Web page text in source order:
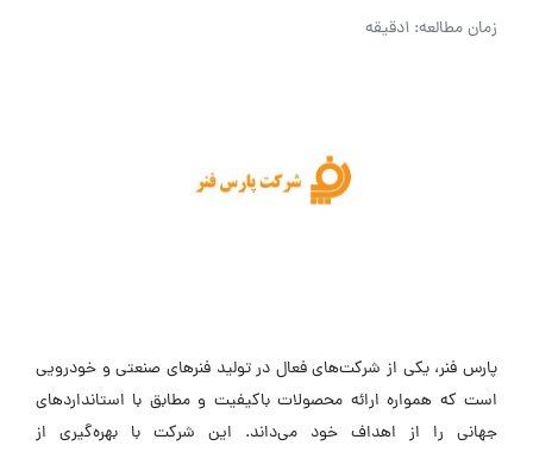
زمان مطالعه: 1دقیقه
پارس فنر، یکی از شرکت‌های فعال در تولید فنرهای صنعتی و خودرویی
است که همواره ارائه محصولات باکیفیت و مطابق با استانداردهای
جهانی را از اهداف خود می‌داند. این شرکت با بهره‌گیری از